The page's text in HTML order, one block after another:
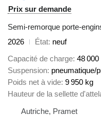
Prix sur demande
Semi-remorque porte-
2026
État neuf
Capacité de charge 48 000
Suspension pneumatique/
Poids net à vide 9 950 kg
Hauteur de la sellette
Autriche, Pramet